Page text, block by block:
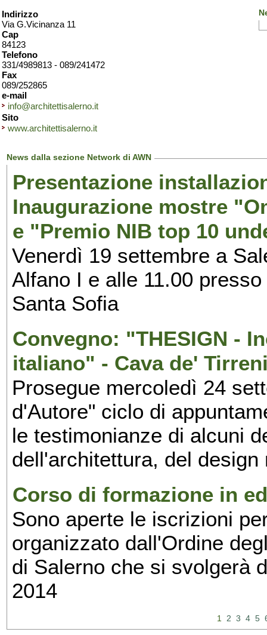
Indirizzo
Via G.Vicinanza 11
Cap
84123
Telefono
331/4989813 - 089/241472
Fax
089/252865
e-mail
info@architettisalerno.it
Sito
www.architettisalerno.it
News dalla sezione Network di AWN
Presentazione
Inaugurazione mostre
e "Premio NIB top 10
Venerdì 19 settembre a
Alfano I e alle 11.00
Santa Sofia
Convegno: "THESIGN -
italiano" - Cava de'
Prosegue mercoledì 24
d'Autore" ciclo di
le testimonianze di alcuni
dell'architettura, del
Corso di formazione in
Sono aperte le iscrizioni
organizzato dall'Ordine
di Salerno che si svolgerà
2014
1 2 3 4 5